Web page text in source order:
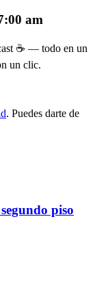
am
☕ — todo en un
un clic.
. Puedes darte de
piso